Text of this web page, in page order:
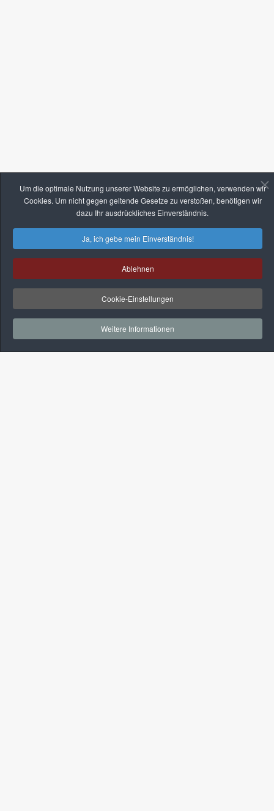
Um die optimale Nutzung unserer Website zu ermöglichen, verwenden wir
Cookies. Um nicht gegen geltende Gesetze zu verstoßen, benötigen wir
dazu Ihr ausdrückliches Einverständnis.
Ja, ich gebe mein Einverständnis!
Ablehnen
Cookie-Einstellungen
Weitere Informationen